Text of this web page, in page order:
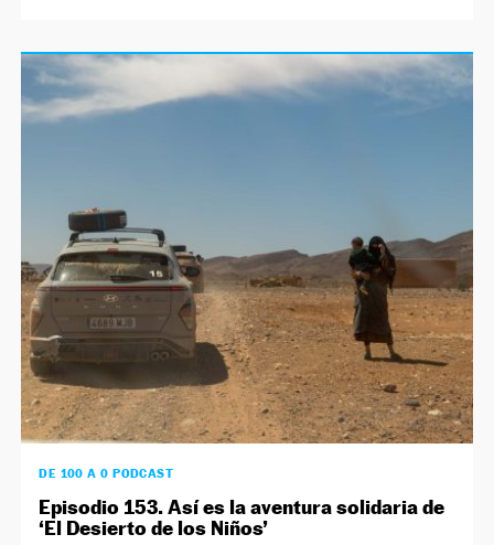
DE 100 A 0 PODCAST
Episodio 153. Así es la aventura solidaria de
‘El Desierto de los Niños’